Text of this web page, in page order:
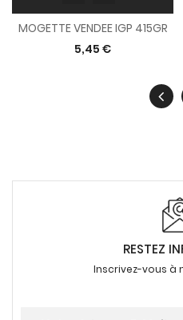
MOGETTE VENDEE IGP 415GR
5,45 €
RESTEZ
Inscrivez-vous à